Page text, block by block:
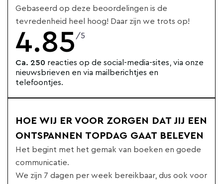
Gebaseerd op deze beoordelingen is de
tevredenheid heel hoog! Daar zijn we trots op!
4.85 /5
Ca. 250 reacties op de social-media-sites, via onze
nieuwsbrieven en via mailberichtjes en
telefoontjes.
HOE WIJ ER VOOR ZORGEN DAT JIJ EEN
ONTSPANNEN TOPDAG GAAT BELEVEN
Het begint met het gemak van boeken en goede
communicatie.
We zijn 7 dagen per week bereikbaar, dus ook voor